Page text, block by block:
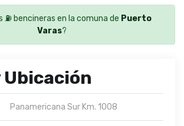
⛽ bencineras en la comuna de Puerto
Varas?
Ubicación
Panamericana Sur Km. 1008